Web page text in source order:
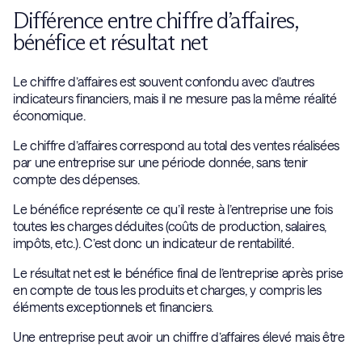
Différence entre chiffre d’affaires,
bénéfice et résultat net
Le chiffre d’affaires est souvent confondu avec d’autres
indicateurs financiers, mais il ne mesure pas la même réalité
économique.
Le chiffre d’affaires correspond au total des ventes réalisées
par une entreprise sur une période donnée, sans tenir
compte des dépenses.
Le bénéfice représente ce qu’il reste à l’entreprise une fois
toutes les charges déduites (coûts de production, salaires,
impôts, etc.). C’est donc un indicateur de rentabilité.
Le résultat net est le bénéfice final de l’entreprise après prise
en compte de tous les produits et charges, y compris les
éléments exceptionnels et financiers.
Une entreprise peut avoir un chiffre d’affaires élevé mais être